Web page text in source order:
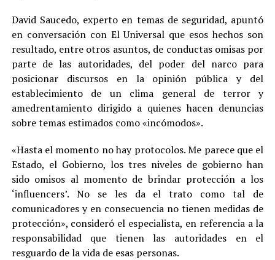
David Saucedo, experto en temas de seguridad, apuntó
en conversación con El Universal que esos hechos son
resultado, entre otros asuntos, de conductas omisas por
parte de las autoridades, del poder del narco para
posicionar discursos en la opinión pública y del
establecimiento de un clima general de terror y
amedrentamiento dirigido a quienes hacen denuncias
sobre temas estimados como «incómodos».
«Hasta el momento no hay protocolos. Me parece que el
Estado, el Gobierno, los tres niveles de gobierno han
sido omisos al momento de brindar protección a los
‘influencers’. No se les da el trato como tal de
comunicadores y en consecuencia no tienen medidas de
protección», consideró el especialista, en referencia a la
responsabilidad que tienen las autoridades en el
resguardo de la vida de esas personas.